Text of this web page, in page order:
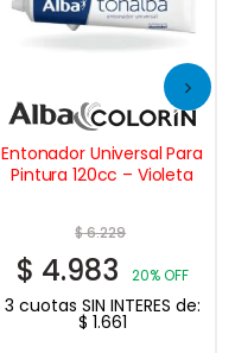
Entonador Universal Para
Pintura 120cc – Violeta
$6.229
$ 4.983 20% OFF
3 cuotas SIN INTERES de:
$ 1.661